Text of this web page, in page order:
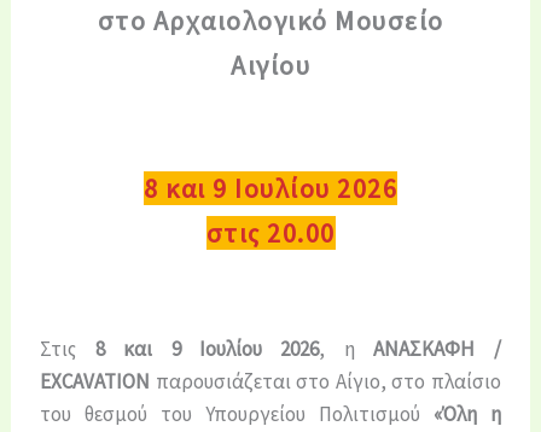
στο Αρχαιολογικό Μουσείο
Αιγίου
8 και 9 Ιουλίου 2026
στις 20.00
Στις 8 και 9 Ιουλίου 2026, ηΑΝΑΣΚΑΦΗ /
EXCAVATION παρουσιάζεται στο Αίγιο, στο πλαίσιο
του θεσμού του Υπουργείου Πολιτισμού «Όλη η